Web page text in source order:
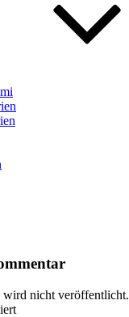
nicht veröffentlicht.